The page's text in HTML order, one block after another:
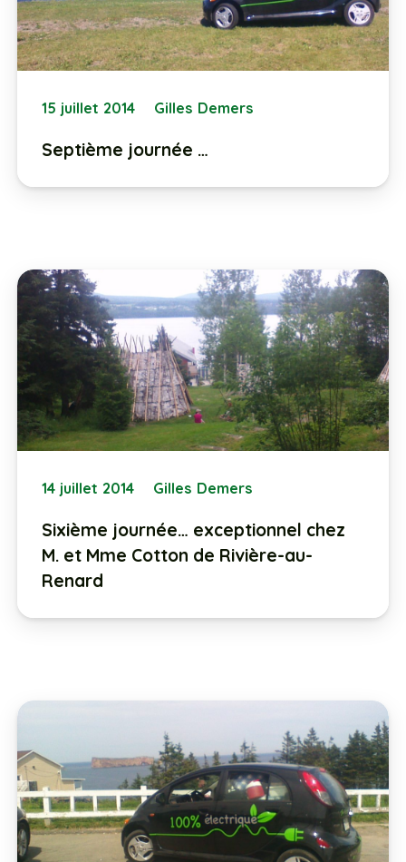
15 juillet 2014 Gilles Demers
Septième journée …
14 juillet 2014 Gilles Demers
Sixième journée… exceptionnel chez
M. et Mme Cotton de Rivière-au-
Renard